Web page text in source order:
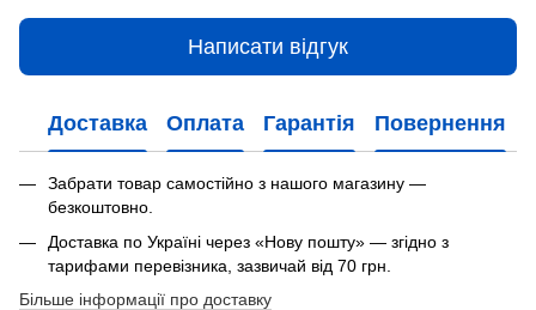
Написати відгук
Доставка Оплата Гарантія Повернення
Забрати товар самостійно з нашого магазину —
безкоштовно.
Доставка по Україні через «Нову пошту» — згідно з
тарифами перевізника, зазвичай від 70 грн.
Більше інформації про доставку